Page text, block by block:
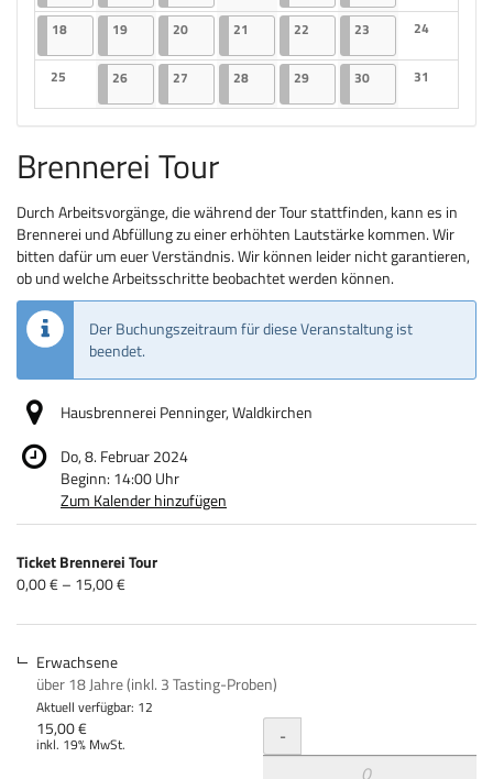
Keine Veranstaltungen Keine
1818.05.2026
2 Veranstaltungen
1919.05.2026
2 Veranstaltungen
2020.05.2026
2 Veranstaltungen
21 21.05.2026
2 Veranstaltungen
22 22.05.2026
2 Veranstaltungen
23 23.05.2026
2 Veranstaltungen
24
Keine
25
Keine Veranstaltungen
2626.05.2026
2 Veranstaltungen
27 27.05.2026
2 Veranstaltungen
2828.05.2026
2 Veranstaltungen
2929.05.2026
2 Veranstaltungen
3030.05.2026
2 Veranstaltungen
31
Keine
Brennerei Tour
Durch Arbeitsvorgänge, die während der Tour stattfinden, kann es in
Brennerei und Abfüllung zu einer erhöhten Lautstärke kommen. Wir
bitten dafür um euer Verständnis. Wir können leider nicht garantieren,
ob und welche Arbeitsschritte beobachtet werden können.
Der Buchungszeitraum für diese Veranstaltung ist
beendet.
Hausbrennerei Penninger, Waldkirchen
Do, 8. Februar 2024
Beginn: 14:00Uhr
Zum Kalender hinzufügen
Produkte
Unkategorisierte
Produkte
Ticket Brennerei Tour
von
bis
0,00 € – 15,00 €
Erwachsene
über 18 Jahre (inkl. 3 Tasting-Proben)
Aktuell verfügbar: 12
15,00 €
inkl. 19% MwSt. Menge
-